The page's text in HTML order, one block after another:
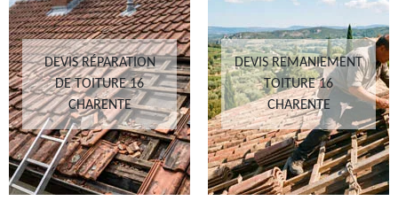
DEVIS RÉPARATION
DE TOITURE 16
CHARENTE
DEVIS REMANIEMENT
TOITURE 16
CHARENTE